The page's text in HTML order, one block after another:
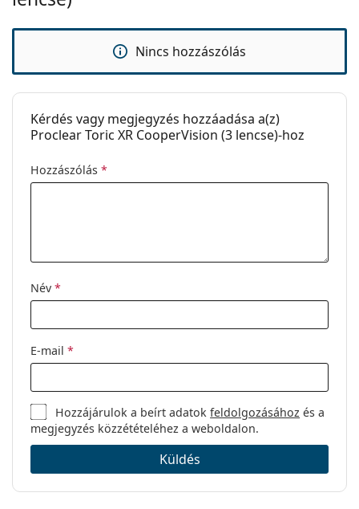
30 Dk/t
UV szűrő:
Nem
hidrogél:
Nem
Lejárat:
Legalább 47 hónap
viselési idő:
Csomag
Gyártó:
dobozonként:
Súly:
16 g
Egyéb
Kategória:
Havi kontaktlencsék
Nincs hozzászólás
Kérdés vagy megjegyzés hozzáadása a(z)
Proclear Toric XR CooperVision (3 lencse)-hoz
Hozzászólás *
Név *
E-mail *
Hozzájárulok a beírt adatokfeldolgozásához és a
megjegyzés közzétételéhez a weboldalon.
Küldés